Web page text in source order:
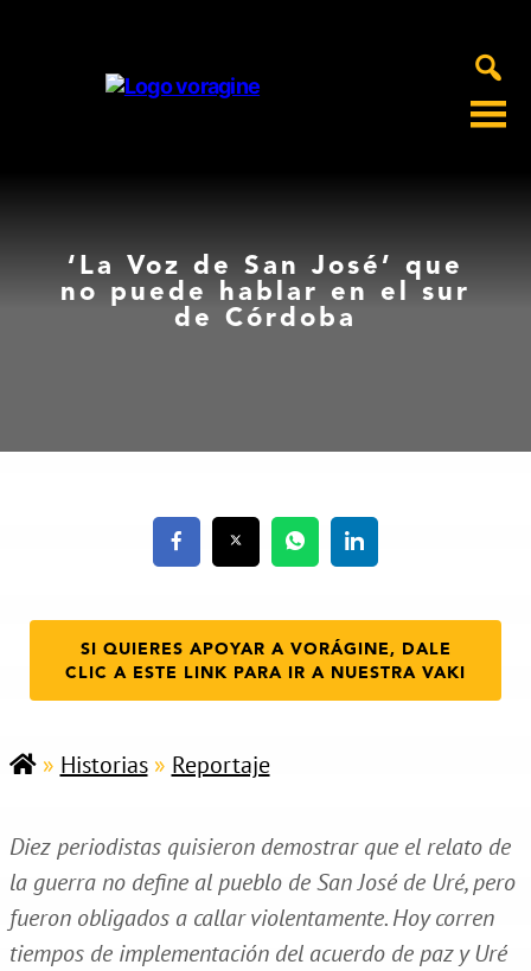
‘La Voz de San José’ que
no puede hablar en el sur
de Córdoba
SI QUIERES APOYAR A VORÁGINE, DALE
CLIC A ESTE LINK PARA IR A NUESTRA VAKI
» Historias» Reportaje
Diez periodistas quisieron demostrar que el relato de
la guerra no define al pueblo de San José de Uré, pero
fueron obligados a callar violentamente. Hoy corren
tiempos de implementación del acuerdo de paz y Uré